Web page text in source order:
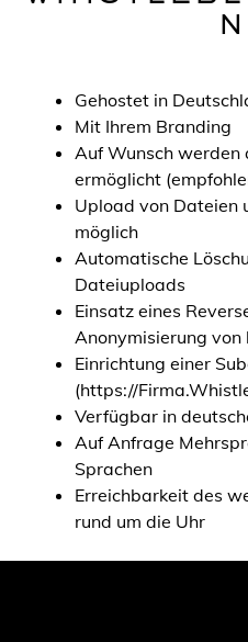
Gehostet in
Mit Ihrem Branding
Auf Wunsch werden
ermöglicht
Upload von Dateien
möglich
Automatische
Dateiuploads
Einsatz eines
Anonymisierung
Einrichtung einer
(https://
Verfügbar in
Auf Anfrage
Sprachen
Erreichbarkeit des
rund um die Uhr